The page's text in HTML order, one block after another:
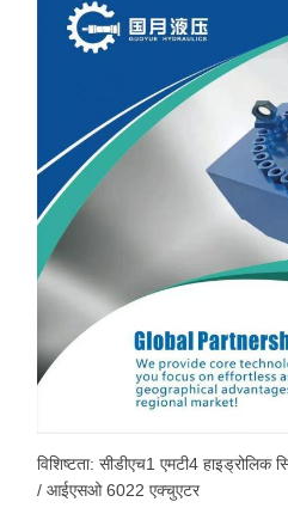
विशिष्टता: सीडीएच1 एमटी4
/ आईएसओ 6022 एक्चुएटर